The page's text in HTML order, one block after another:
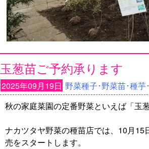
玉葱苗ご予約承ります
2025年09月19日 野菜種子･野菜苗･種
秋の家庭菜園の定番野菜といえば「玉
ナカツタヤ野菜の種苗店では、10月15
売をスタートします。